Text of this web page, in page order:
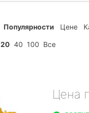
Двухскоростные
пуск
Популярности Цене
20 40 100 Все
Цена